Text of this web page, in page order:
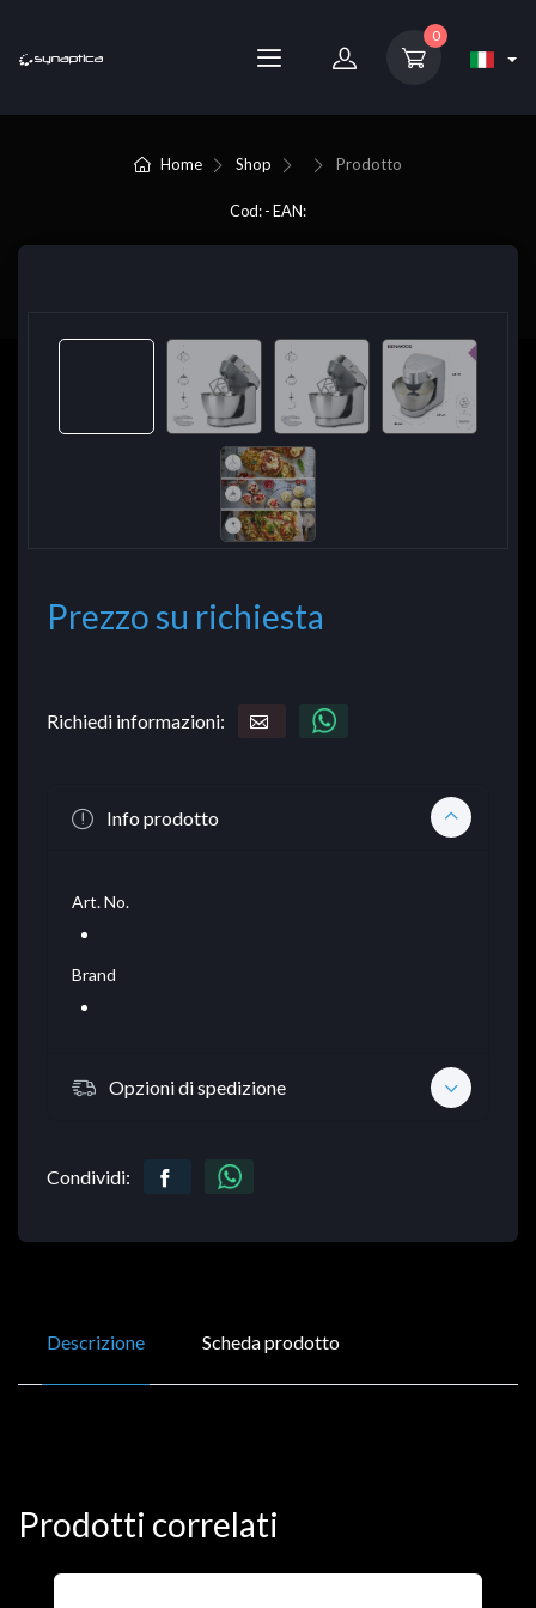
0
Home Shop Prodotto
Cod: - EAN:
Prezzo su richiesta
Richiedi informazioni:
Info prodotto
Art. No.
Brand
Opzioni di spedizione
Condividi:
Descrizione Scheda prodotto
Prodotti correlati